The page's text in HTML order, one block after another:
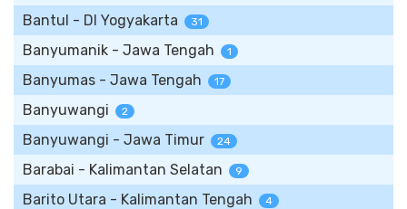
Bantul - DI Yogyakarta 31
Banyumanik - Jawa Tengah 1
Banyumas - Jawa Tengah 17
Banyuwangi 2
Banyuwangi - Jawa Timur 24
Barabai - Kalimantan Selatan 9
Barito Utara - Kalimantan Tengah 4